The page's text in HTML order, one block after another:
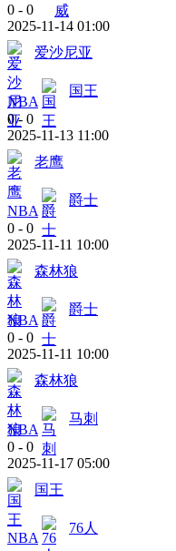
0 - 0
2025-11-14 01:00
爱沙尼亚
NBA
国王
0 - 0
2025-11-13 11:00
老鹰
NBA
爵士
0 - 0
2025-11-11 10:00
森林狼
NBA
爵士
0 - 0
2025-11-11 10:00
森林狼
NBA
马刺
0 - 0
2025-11-17 05:00
国王
NBA
76人